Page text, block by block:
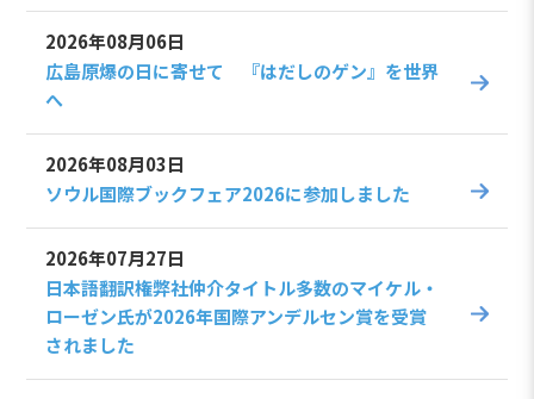
2026年08月06日
広島原爆の日に寄せて 『はだしのゲン』を世界
へ
2026年08月03日
ソウル国際ブックフェア2026に参加しました
2026年07月27日
日本語翻訳権弊社仲介タイトル多数のマイケル・
ローゼン氏が2026年国際アンデルセン賞を受賞
されました